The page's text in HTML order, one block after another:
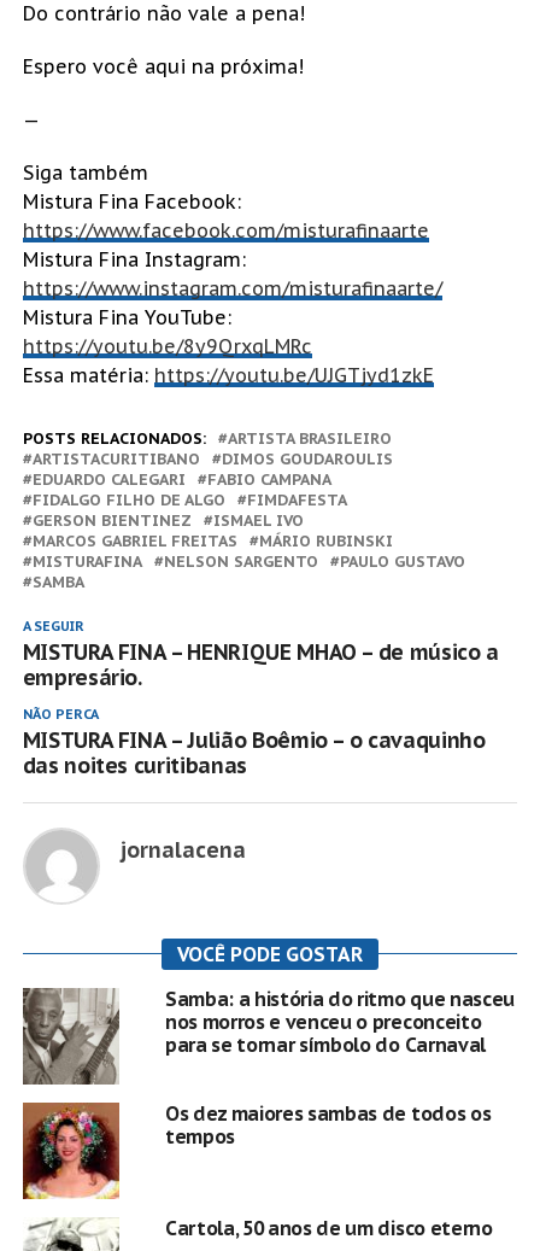
Do contrário não vale a pena!
Espero você aqui na próxima!
—
Siga também
Mistura Fina Facebook:
https://www.facebook.com/misturafinaarte
Mistura Fina Instagram:
https://www.instagram.com/misturafinaarte/
Mistura Fina YouTube:
https://youtu.be/8y9QrxqLMRc
Essa matéria: https://youtu.be/UJGTjyd1zkE
POSTS RELACIONADOS:
ARTISTA BRASILEIRO
ARTISTACURITIBANO
DIMOS GOUDAROULIS
EDUARDO CALEGARI
FABIO CAMPANA
FIDALGO FILHO DE ALGO
FIMDAFESTA
GERSON BIENTINEZ
ISMAEL IVO
MARCOS GABRIEL FREITAS
MÁRIO RUBINSKI
MISTURAFINA
NELSON SARGENTO
PAULO GUSTAVO
SAMBA
A SEGUIR
MISTURA FINA – HENRIQUE MHAO – de músico a
empresário.
NÃO PERCA
MISTURA FINA – Julião Boêmio – o cavaquinho
das noites curitibanas
jornalacena
VOCÊ PODE GOSTAR
Samba: a história do ritmo que nasceu
nos morros e venceu o preconceito
para se tornar símbolo do Carnaval
Os dez maiores sambas de todos os
tempos
Cartola, 50 anos de um disco eterno